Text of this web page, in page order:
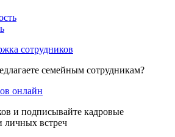
сотрудников
семейным сотрудникам?
онлайн
и подписывайте кадровые
личных встреч